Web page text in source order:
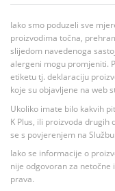
Iako smo poduzeli sve
proizvodima točna,
slijedom navedenoga
alergeni mogu promjeniti.
etiketu tj. deklaraciju
koje su objavljene na web
Ukoliko imate bilo kakvih
K Plus, ili proizvoda
se s povjerenjem na
Iako se informacije o
nije odgovoran za netočne
prava.